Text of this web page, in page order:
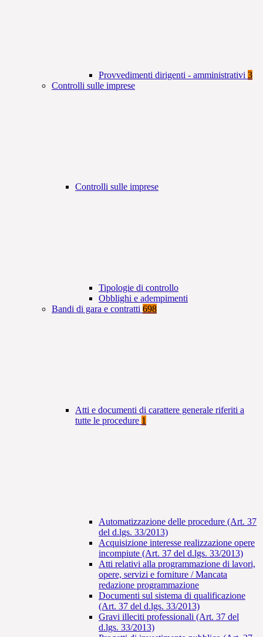
Provvedimenti dirigenti - amministrativi 3
Controlli sulle imprese
Controlli sulle imprese
Tipologie di controllo
Obblighi e adempimenti
Bandi di gara e contratti 698
Atti e documenti di carattere generale riferiti a
tutte le procedure 1
Automatizzazione delle procedure (Art. 37
del d.lgs. 33/2013)
Acquisizione interesse realizzazione opere
incompiute (Art. 37 del d.lgs. 33/2013)
Atti relativi alla programmazione di lavori,
opere, servizi e forniture / Mancata
redazione programmazione
Documenti sul sistema di qualificazione
(Art. 37 del d.lgs. 33/2013)
Gravi illeciti professionali (Art. 37 del
d.lgs. 33/2013)